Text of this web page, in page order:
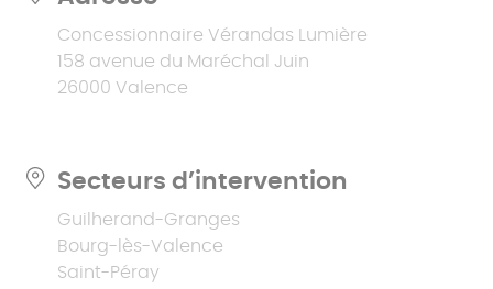
Concessionnaire Vérandas Lumière
158 avenue du Maréchal Juin
26000 Valence
Secteurs d’intervention
Guilherand-Granges
Bourg-lès-Valence
Saint-Péray